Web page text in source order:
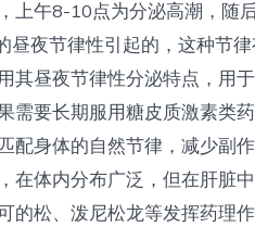
上午8-10点为分泌高潮，随
昼夜节律性引起的，这种节
其昼夜节律性分泌特点，用
需要长期服用糖皮质激素类
配身体的自然节律，减少副
在体内分布广泛，但在肝脏
的松、泼尼松龙等发挥药理